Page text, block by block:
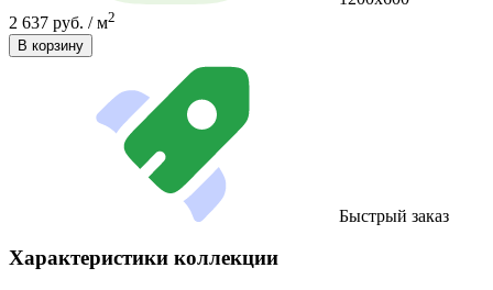
2 637 руб. / м2
В корзину
Быстрый заказ
Характеристики коллекции